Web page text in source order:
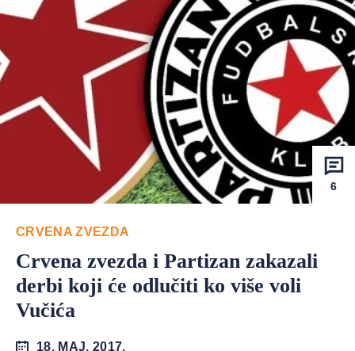
6
CRVENA ZVEZDA
Crvena zvezda i Partizan zakazali
derbi koji će odlučiti ko više voli
Vučića
18. MAJ. 2017.